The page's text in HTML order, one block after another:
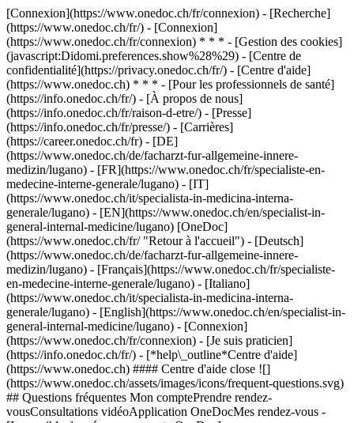
[Connexion](https://www.onedoc.ch/fr/connexion) - [Recherche]
(https://www.onedoc.ch/fr/) - [Connexion]
(https://www.onedoc.ch/fr/connexion) * * * - [Gestion des cookies]
(javascript:Didomi.preferences.show%28%29) - [Centre de
confidentialité](https://privacy.onedoc.ch/fr/) - [Centre d'aide]
(https://www.onedoc.ch) * * * - [Pour les professionnels de santé]
(https://info.onedoc.ch/fr/) - [À propos de nous]
(https://info.onedoc.ch/fr/raison-d-etre/) - [Presse]
(https://info.onedoc.ch/fr/presse/) - [Carrières]
(https://career.onedoc.ch/fr) - [DE]
(https://www.onedoc.ch/de/facharzt-fur-allgemeine-innere-
medizin/lugano) - [FR](https://www.onedoc.ch/fr/specialiste-en-
medecine-interne-generale/lugano) - [IT]
(https://www.onedoc.ch/it/specialista-in-medicina-interna-
generale/lugano) - [EN](https://www.onedoc.ch/en/specialist-in-
general-internal-medicine/lugano) [OneDoc]
(https://www.onedoc.ch/fr/ "Retour à l'accueil") - [Deutsch]
(https://www.onedoc.ch/de/facharzt-fur-allgemeine-innere-
medizin/lugano) - [Français](https://www.onedoc.ch/fr/specialiste-
en-medecine-interne-generale/lugano) - [Italiano]
(https://www.onedoc.ch/it/specialista-in-medicina-interna-
generale/lugano) - [English](https://www.onedoc.ch/en/specialist-in-
general-internal-medicine/lugano) - [Connexion]
(https://www.onedoc.ch/fr/connexion) - [Je suis praticien]
(https://info.onedoc.ch/fr/) - [*help\_outline*Centre d'aide]
(https://www.onedoc.ch) #### Centre d'aide close ![]
(https://www.onedoc.ch/assets/images/icons/frequent-questions.svg)
## Questions fréquentes Mon comptePrendre rendez-
vousConsultations vidéoApplication OneDocMes rendez-vous -